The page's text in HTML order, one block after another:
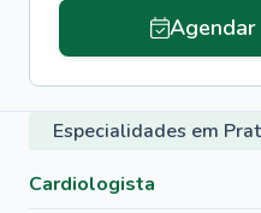
Especialidades em
Cardiologista